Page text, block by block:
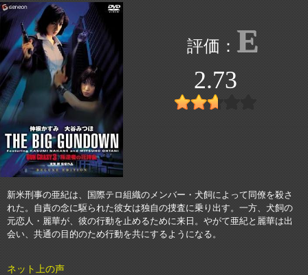
E
2.73
新米刑事の亜紀は、国際テロ組織のメンバー・犬飼によって同僚を殺さ
れた。自責の念に駆られた彼女は独自の捜査に乗り出す。一方、犬飼の
元恋人・麗華が、彼の行動を止めるために来日。やがて亜紀と麗華は出
会い、共通の目的のため行動を共にするようになる。
ネット上の声